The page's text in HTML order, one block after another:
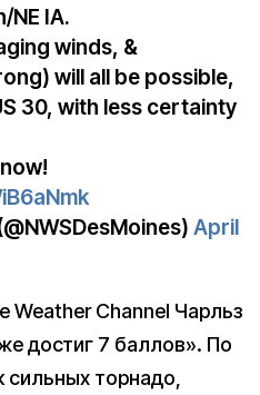
IA.
winds, &
will all be possible,
30, with less certainty
April
Weather Channel Чарльз
достиг 7 баллов». По
сильных торнадо,